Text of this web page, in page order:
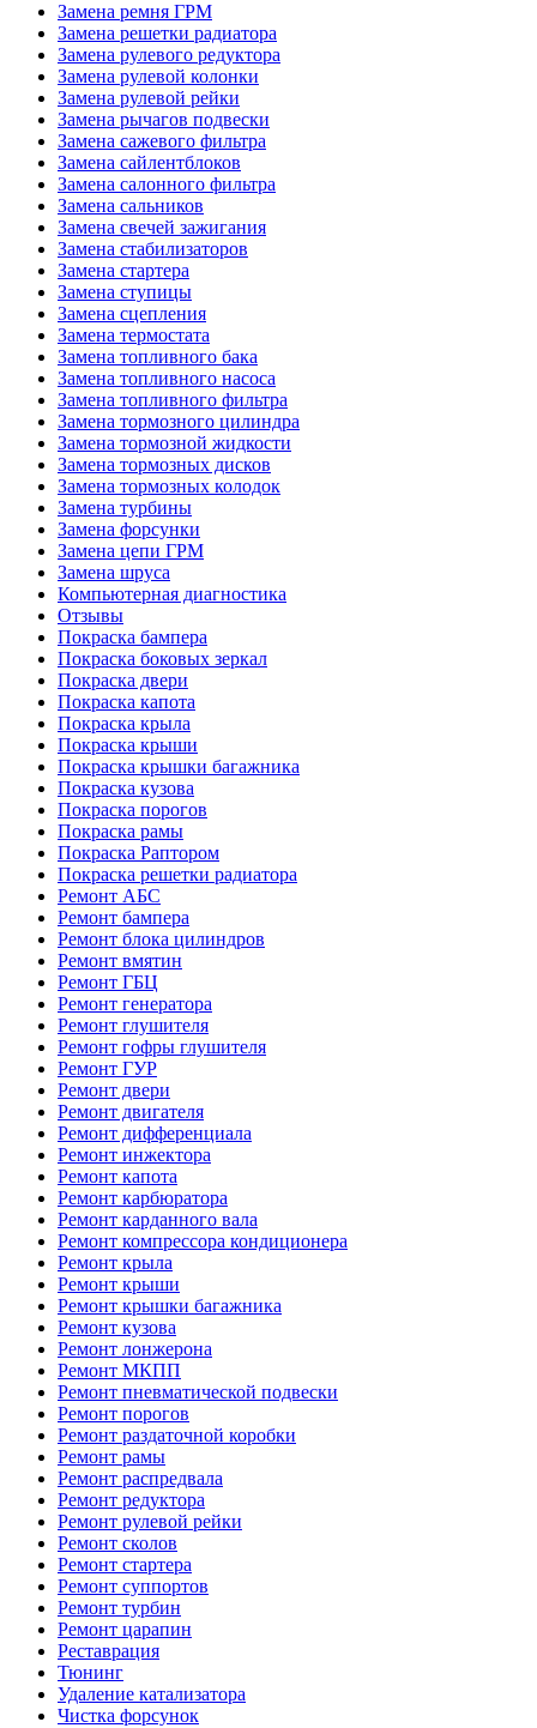
Замена ремня ГРМ
Замена решетки радиатора
Замена рулевого редуктора
Замена рулевой колонки
Замена рулевой рейки
Замена рычагов подвески
Замена сажевого фильтра
Замена сайлентблоков
Замена салонного фильтра
Замена сальников
Замена свечей зажигания
Замена стабилизаторов
Замена стартера
Замена ступицы
Замена сцепления
Замена термостата
Замена топливного бака
Замена топливного насоса
Замена топливного фильтра
Замена тормозного цилиндра
Замена тормозной жидкости
Замена тормозных дисков
Замена тормозных колодок
Замена турбины
Замена форсунки
Замена цепи ГРМ
Замена шруса
Компьютерная диагностика
Отзывы
Покраска бампера
Покраска боковых зеркал
Покраска двери
Покраска капота
Покраска крыла
Покраска крыши
Покраска крышки багажника
Покраска кузова
Покраска порогов
Покраска рамы
Покраска Раптором
Покраска решетки радиатора
Ремонт АБС
Ремонт бампера
Ремонт блока цилиндров
Ремонт вмятин
Ремонт ГБЦ
Ремонт генератора
Ремонт глушителя
Ремонт гофры глушителя
Ремонт ГУР
Ремонт двери
Ремонт двигателя
Ремонт дифференциала
Ремонт инжектора
Ремонт капота
Ремонт карбюратора
Ремонт карданного вала
Ремонт компрессора кондиционера
Ремонт крыла
Ремонт крыши
Ремонт крышки багажника
Ремонт кузова
Ремонт лонжерона
Ремонт МКПП
Ремонт пневматической подвески
Ремонт порогов
Ремонт раздаточной коробки
Ремонт рамы
Ремонт распредвала
Ремонт редуктора
Ремонт рулевой рейки
Ремонт сколов
Ремонт стартера
Ремонт суппортов
Ремонт турбин
Ремонт царапин
Реставрация
Тюнинг
Удаление катализатора
Чистка форсунок